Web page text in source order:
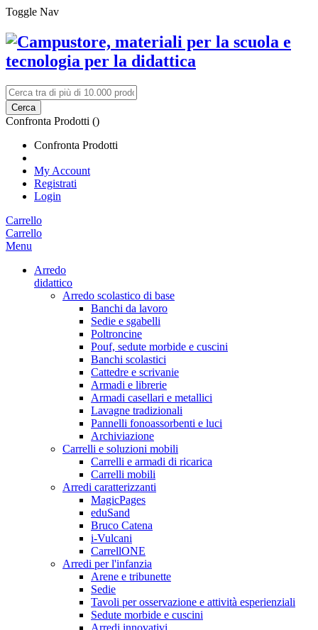
Toggle Nav
Cerca
Confronta Prodotti ()
Confronta Prodotti
My Account
Registrati
Login
Carrello
Carrello
Menu
Arredo
didattico
Arredo scolastico di base
Banchi da lavoro
Sedie e sgabelli
Poltroncine
Pouf, sedute morbide e cuscini
Banchi scolastici
Cattedre e scrivanie
Armadi e librerie
Armadi casellari e metallici
Lavagne tradizionali
Pannelli fonoassorbenti e luci
Archiviazione
Carrelli e soluzioni mobili
Carrelli e armadi di ricarica
Carrelli mobili
Arredi caratterizzanti
MagicPages
eduSand
Bruco Catena
i-Vulcani
CarrellONE
Arredi per l'infanzia
Arene e tribunette
Sedie
Tavoli per osservazione e attività esperienziali
Sedute morbide e cuscini
Arredi innovativi